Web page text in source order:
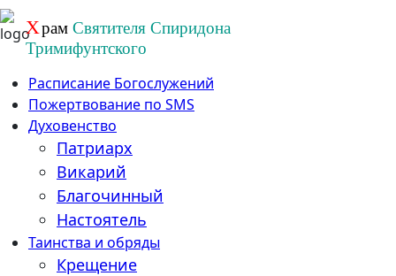
Перейти
к
содержанию
Храм Святителя Спиридона
Тримифунтского
Расписание Богослужений
Пожертвование по SMS
Духовенство
Патриарх
Викарий
Благочинный
Настоятель
Таинства и обряды
Крещение